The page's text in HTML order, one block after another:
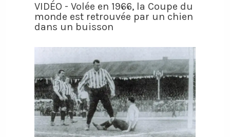
VIDÉO - Volée en 1966, la Coupe du
monde est retrouvée par un chien
dans un buisson